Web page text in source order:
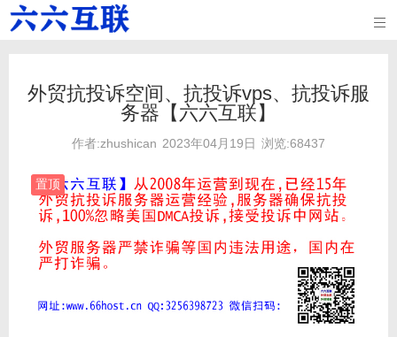

外贸抗投诉空间、抗投诉vps、抗投诉服
务器【六六互联】
作者:zhushican 2023年04月19日 浏览:68437
置顶